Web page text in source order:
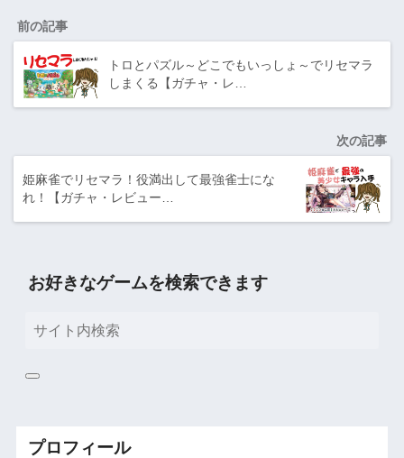
前の記事
トロとパズル～どこでもいっしょ～でリセマラ
しまくる【ガチャ・レ…
次の記事
姫麻雀でリセマラ！役満出して最強雀士にな
れ！【ガチャ・レビュー…
お好きなゲームを検索できます
プロフィール